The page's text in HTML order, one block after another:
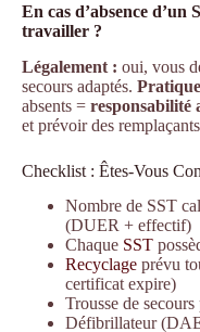
En cas d’absence d’un
travailler ?
Légalement : oui, vous
secours adaptés.
absents = responsabilité
et prévoir des
Checklist : Êtes-Vous
Nombre de SST
(DUER + effectif)
Chaque SST
Recyclage prévu
certificat expire)
Trousse de
Défibrillateur